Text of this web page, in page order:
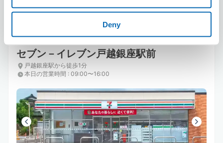
Deny
この店舗を予約する
セブン－イレブン戸越銀座駅前
戸越銀座駅から徒歩1分
本日の営業時間 : 09:00〜16:00